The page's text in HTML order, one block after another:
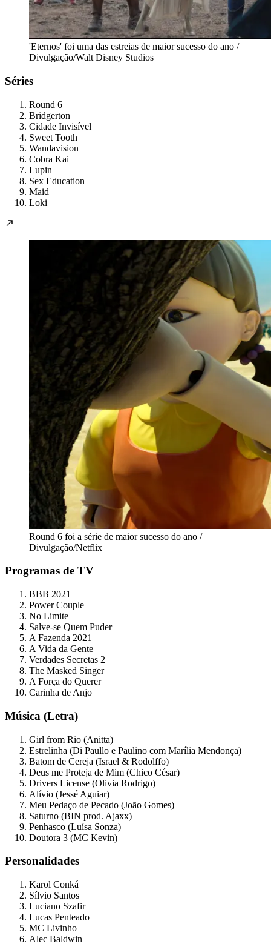
'Eternos' foi uma das estreias de maior sucesso do ano /
Divulgação/Walt Disney Studios
Séries
Round 6
Bridgerton
Cidade Invisível
Sweet Tooth
Wandavision
Cobra Kai
Lupin
Sex Education
Maid
Loki
Round 6 foi a série de maior sucesso do ano /
Divulgação/Netflix
Programas de TV
BBB 2021
Power Couple
No Limite
Salve-se Quem Puder
A Fazenda 2021
A Vida da Gente
Verdades Secretas 2
The Masked Singer
A Força do Querer
Carinha de Anjo
Música (Letra)
Girl from Rio (Anitta)
Estrelinha (Di Paullo e Paulino com Marília Mendonça)
Batom de Cereja (Israel & Rodolffo)
Deus me Proteja de Mim (Chico César)
Drivers License (Olivia Rodrigo)
Alívio (Jessé Aguiar)
Meu Pedaço de Pecado (João Gomes)
Saturno (BIN prod. Ajaxx)
Penhasco (Luísa Sonza)
Doutora 3 (MC Kevin)
Personalidades
Karol Conká
Sílvio Santos
Luciano Szafir
Lucas Penteado
MC Livinho
Alec Baldwin